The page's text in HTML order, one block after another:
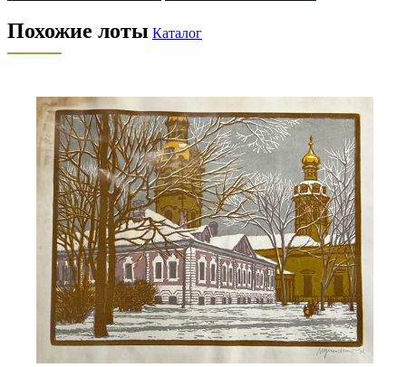
Похожие лоты Каталог